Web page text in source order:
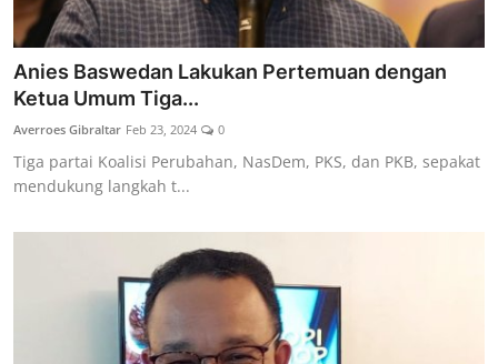
Anies Baswedan Lakukan Pertemuan dengan
Ketua Umum Tiga...
Averroes Gibraltar Feb 23, 2024 0
Tiga partai Koalisi Perubahan, NasDem, PKS, dan PKB, sepakat
mendukung langkah t...